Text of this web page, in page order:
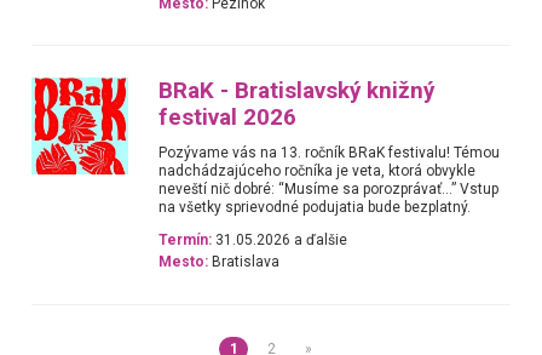
BRaK - Bratislavský knižný
festival 2026
Pozývame vás na 13. ročník BRaK festivalu! Témou
nadchádzajúceho ročníka je veta, ktorá obvykle
neveští nič dobré: “Musíme sa porozprávať…” Vstup
na všetky sprievodné podujatia bude bezplatný.
Termín: 31.05.2026 a ďalšie
Mesto: Bratislava
1 2 »